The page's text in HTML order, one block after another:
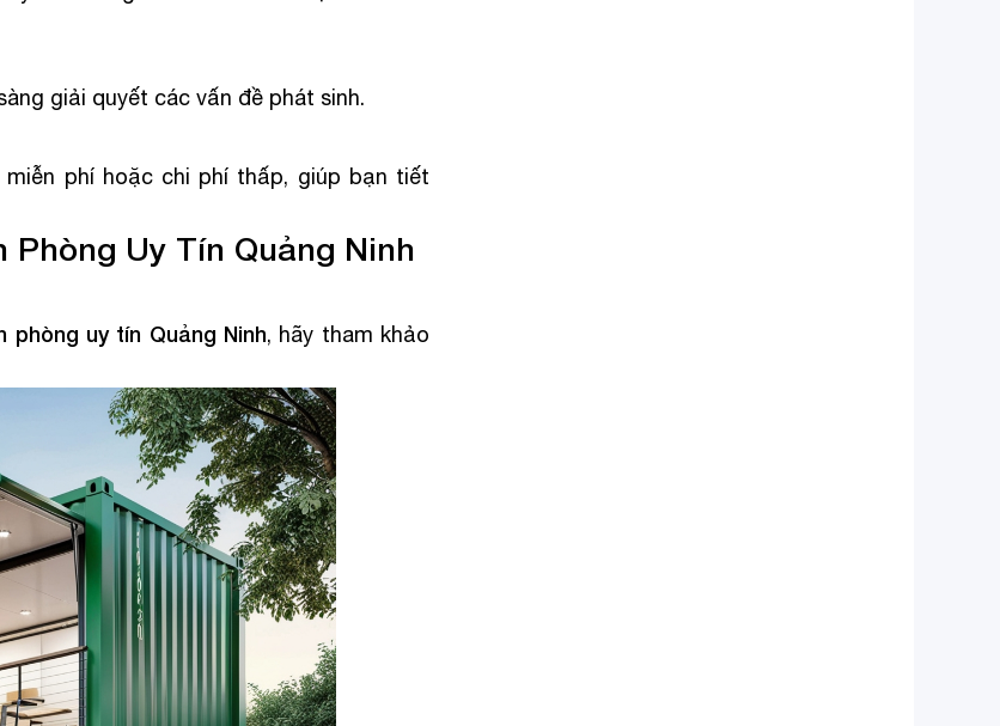
giải quyết các vấn đề phát sinh.
phí hoặc chi phí thấp, giúp bạn tiết
Phòng Uy Tín Quảng Ninh
uy tín Quảng Ninh, hãy tham khảo